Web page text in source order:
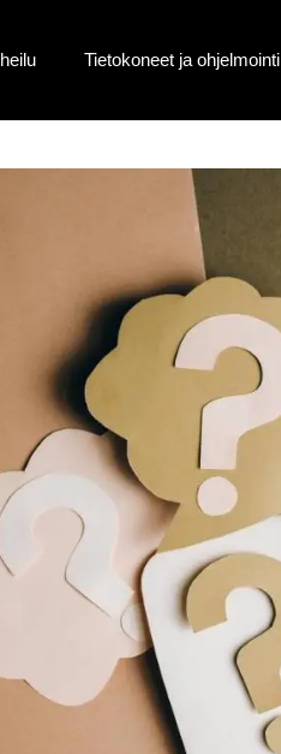
Tietokoneet ja ohjelmointi